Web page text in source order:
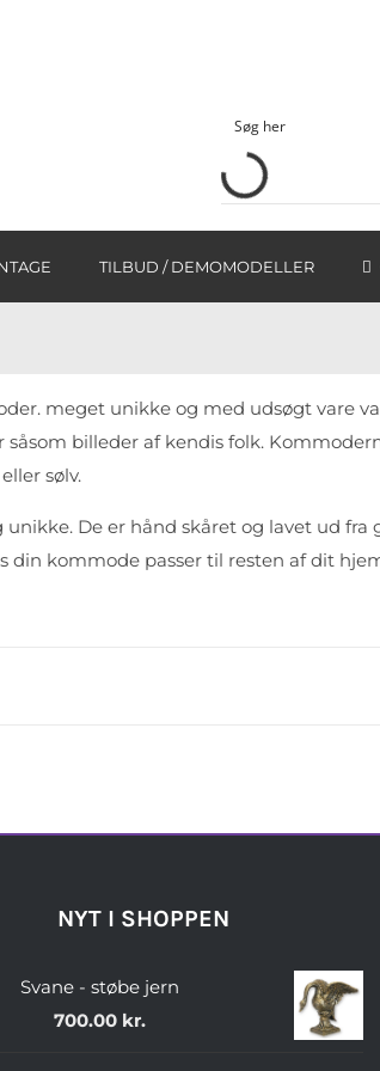
TILBUD / DEMOMODELLER
meget unikke og med udsøgt vare
billeder af kendis folk.
sølv.
De er hånd skåret og lavet ud
din kommode passer til resten af dit
NYT I SHOPPEN
Svane - støbe jern
700.00 kr.